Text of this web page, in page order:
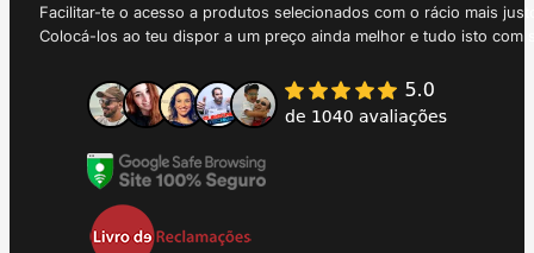
Facilitar-te o acesso a produtos selecionados com o rácio mais
Colocá-los ao teu dispor a um preço ainda melhor e tudo isto